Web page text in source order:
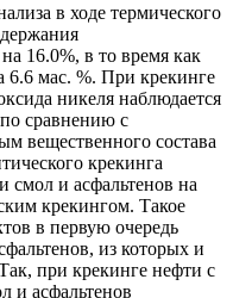
в ходе термического
16.0%, в то время как
6.6 мас. %. При крекинге
никеля наблюдается
сравнению с
вещественного состава
крекинга
смол и асфальтенов на
крекингом. Такое
в первую очередь
из которых и
при крекинге нефти с
и асфальтенов